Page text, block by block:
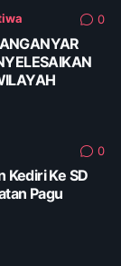
0
0
Kediri Ke SD
Pagu